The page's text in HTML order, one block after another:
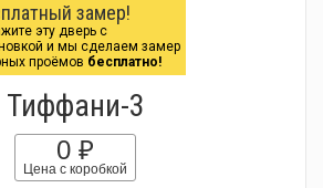
замер!
эту дверь с
и мы сделаем замер
проёмов бесплатно!
Тиффани-3
0 ₽
Цена с коробкой